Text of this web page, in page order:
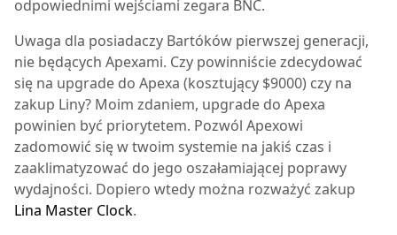
odpowiednimi wejściami zegara BNC.
Uwaga dla posiadaczy Bartóków pierwszej generacji,
nie będących Apexami. Czy powinniście zdecydować
się na upgrade do Apexa (kosztujący $9000) czy na
zakup Liny? Moim zdaniem, upgrade do Apexa
powinien być priorytetem. Pozwól Apexowi
zadomowić się w twoim systemie na jakiś czas i
zaaklimatyzować do jego oszałamiającej poprawy
wydajności. Dopiero wtedy można rozważyć zakup
Lina Master Clock.